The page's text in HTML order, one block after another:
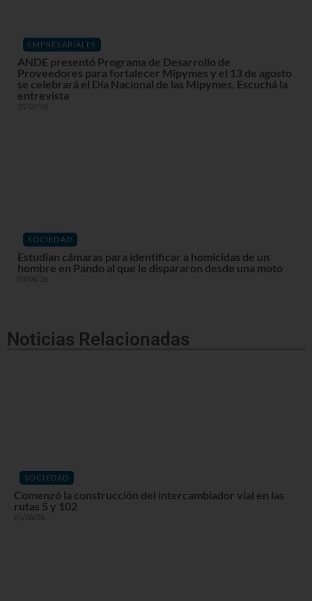
EMPRESARIALES
ANDE presentó Programa de Desarrollo de
Proveedores para fortalecer Mipymes y el 13 de agosto
se celebrará el Día Nacional de las Mipymes. Escuchá la
entrevista
31/07/26
SOCIEDAD
Estudian cámaras para identificar a homicidas de un
hombre en Pando al que le dispararon desde una moto
03/08/26
Noticias Relacionadas
SOCIEDAD
Comenzó la construcción del intercambiador vial en las
rutas 5 y 102
05/08/26